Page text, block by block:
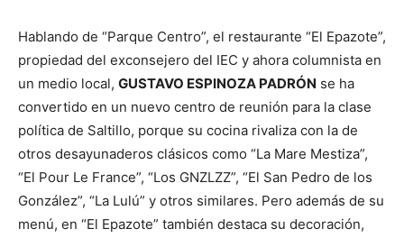
Hablando de “Parque Centro”, el restaurante “El Epazote”,
propiedad del exconsejero del IEC y ahora columnista en
un medio local, GUSTAVO ESPINOZA PADRÓN se ha
convertido en un nuevo centro de reunión para la clase
política de Saltillo, porque su cocina rivaliza con la de
otros desayunaderos clásicos como “La Mare Mestiza”,
“El Pour Le France”, “Los GNZLZZ”, “El San Pedro de los
González”, “La Lulú” y otros similares. Pero además de su
menú, en “El Epazote” también destaca su decoración,